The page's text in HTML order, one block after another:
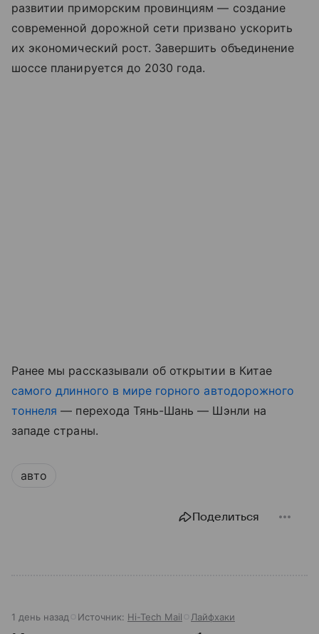
развитии приморским провинциям — создание
современной дорожной сети призвано ускорить
их экономический рост. Завершить объединение
шоссе планируется до 2030 года.
Ранее мы рассказывали об открытии в Китае
самого длинного в мире горного автодорожного
тоннеля — перехода Тянь-Шань — Шэнли на
западе страны.
авто
Поделиться
1 день назад Источник: Hi-Tech Mail Лайфхаки